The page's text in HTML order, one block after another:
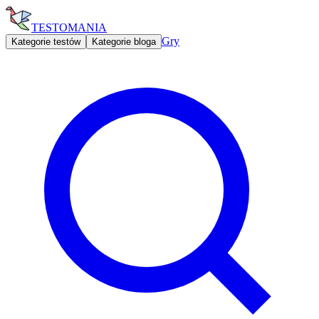
TESTOMANIA
Kategorie testów Kategorie bloga Gry